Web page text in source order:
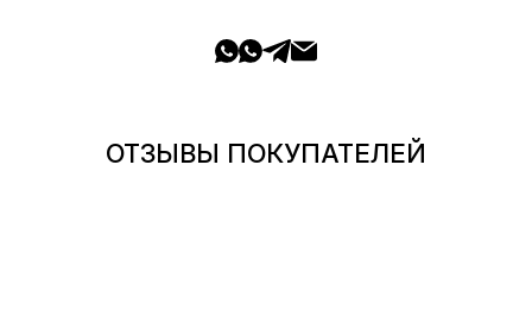
ОТЗЫВЫ ПОКУПАТЕЛЕЙ